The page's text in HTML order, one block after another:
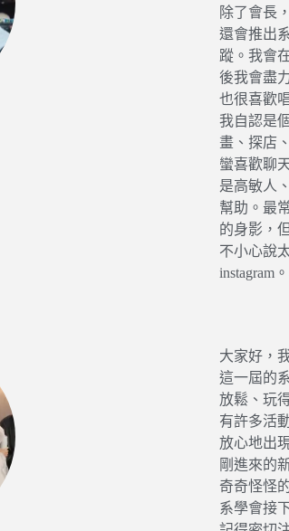
除了會長
還會推出
蹤。我會
後我會盡
也很喜歡
我自認是
畫、探店
蠻喜歡聊
是高敏人
幫助。最
的身影，
不小心說
instagram
大家好，
這一屆的
放鬆、玩
有許多活
放心地出現
剛進來的
奇奇怪怪
系學會接